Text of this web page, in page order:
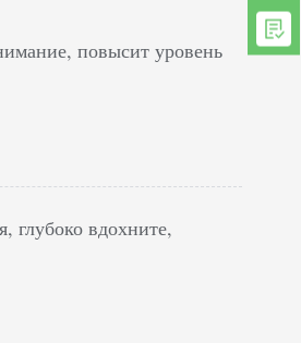
повысит уровень
глубоко вдохните,